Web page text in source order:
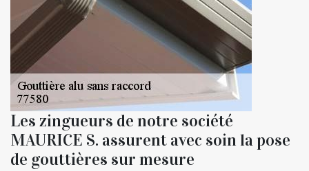
Les zingueurs de notre société
MAURICE S. assurent avec soin la pose
de gouttières sur mesure